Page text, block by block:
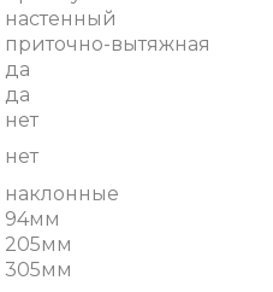
настенный
приточно-вытяжная
да
да
нет
нет
наклонные
94мм
205мм
305мм